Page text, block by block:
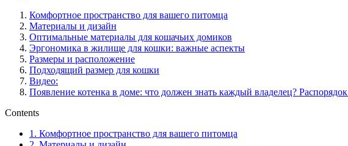
Комфортное пространство для вашего питомца
Материалы и дизайн
Оптимальные материалы для кошачьих домиков
Эргономика в жилище для кошки: важные аспекты
Размеры и расположение
Подходящий размер для кошки
Видео:
Появление котенка в доме: что должен знать каждый владелец?
Contents
1. Комфортное пространство для вашего питомца